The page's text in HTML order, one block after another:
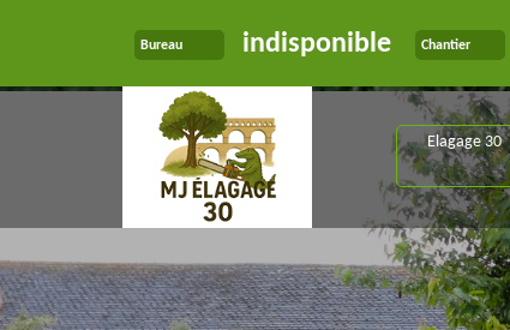
Bureau indisponible Chantier
Elagage 30